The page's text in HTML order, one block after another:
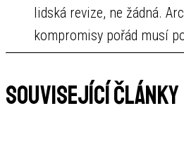
lidská revize, ne žádná.
kompromisy pořád musí
Související články